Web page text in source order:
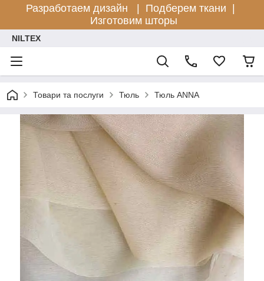
Разработаем дизайн |
Подберем ткани |
Изготовим шторы
NILTEX
Товари та послуги Тюль Тюль ANNA